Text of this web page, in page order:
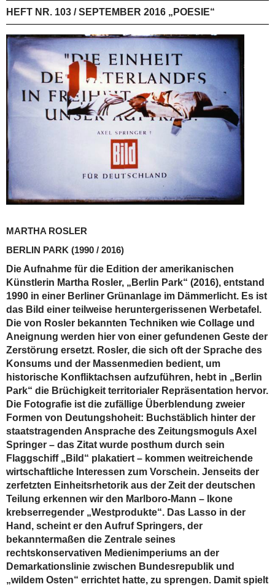
HEFT NR. 103 / SEPTEMBER 2016 „POESIE“
MARTHA ROSLER
BERLIN PARK (1990 / 2016)
Die Aufnahme für die Edition der amerikanischen
Künstlerin Martha Rosler, „Berlin Park“ (2016), entstand
1990 in einer Berliner Grünanlage im Dämmerlicht. Es ist
das Bild einer teilweise heruntergerissenen Werbetafel.
Die von Rosler bekannten Techniken wie Collage und
Aneignung werden hier von einer gefundenen Geste der
Zerstörung ersetzt. Rosler, die sich oft der Sprache des
Konsums und der Massenmedien bedient, um
historische Konfliktachsen aufzuführen, hebt in „Berlin
Park“ die Brüchigkeit territorialer Repräsentation hervor.
Die Fotografie ist die zufällige Überblendung zweier
Formen von Deutungshoheit: Buchstäblich hinter der
staatstragenden Ansprache des Zeitungsmoguls Axel
Springer – das Zitat wurde posthum durch sein
Flaggschiff „Bild“ plakatiert – kommen weitreichende
wirtschaftliche Interessen zum Vorschein. Jenseits der
zerfetzten Einheitsrhetorik aus der Zeit der deutschen
Teilung erkennen wir den Marlboro-Mann – Ikone
krebserregender „Westprodukte“. Das Lasso in der
Hand, scheint er den Aufruf Springers, der
bekanntermaßen die Zentrale seines
rechtskonservativen Medienimperiums an der
Demarkationslinie zwischen Bundesrepublik und
„wildem Osten“ errichtet hatte, zu sprengen. Damit spielt